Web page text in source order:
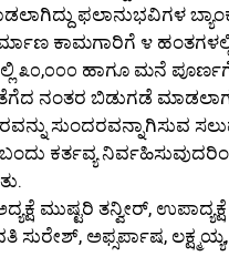
ಫಲಾನುಭವಿಗಳ
ಕಾಮಗಾರಿಗೆ ೪
೩೦,೦೦೦ ಹಾಗೂ ಮನೆ
ನಂತರ ಬಿಡುಗಡೆ
ಸುಂದರವನ್ನಾಗಿಸುವ
ಕರ್ತವ್ಯ
ಮುಷ್ಟರಿ ತನ್ವೀರ್,
ಸುರೇಶ್, ಅಫ್ಸರ್ಪಾಷ,